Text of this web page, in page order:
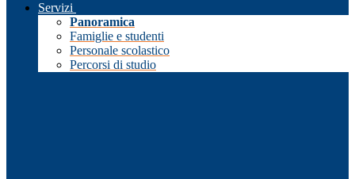
Servizi
Panoramica
Famiglie e studenti
Personale scolastico
Percorsi di studio